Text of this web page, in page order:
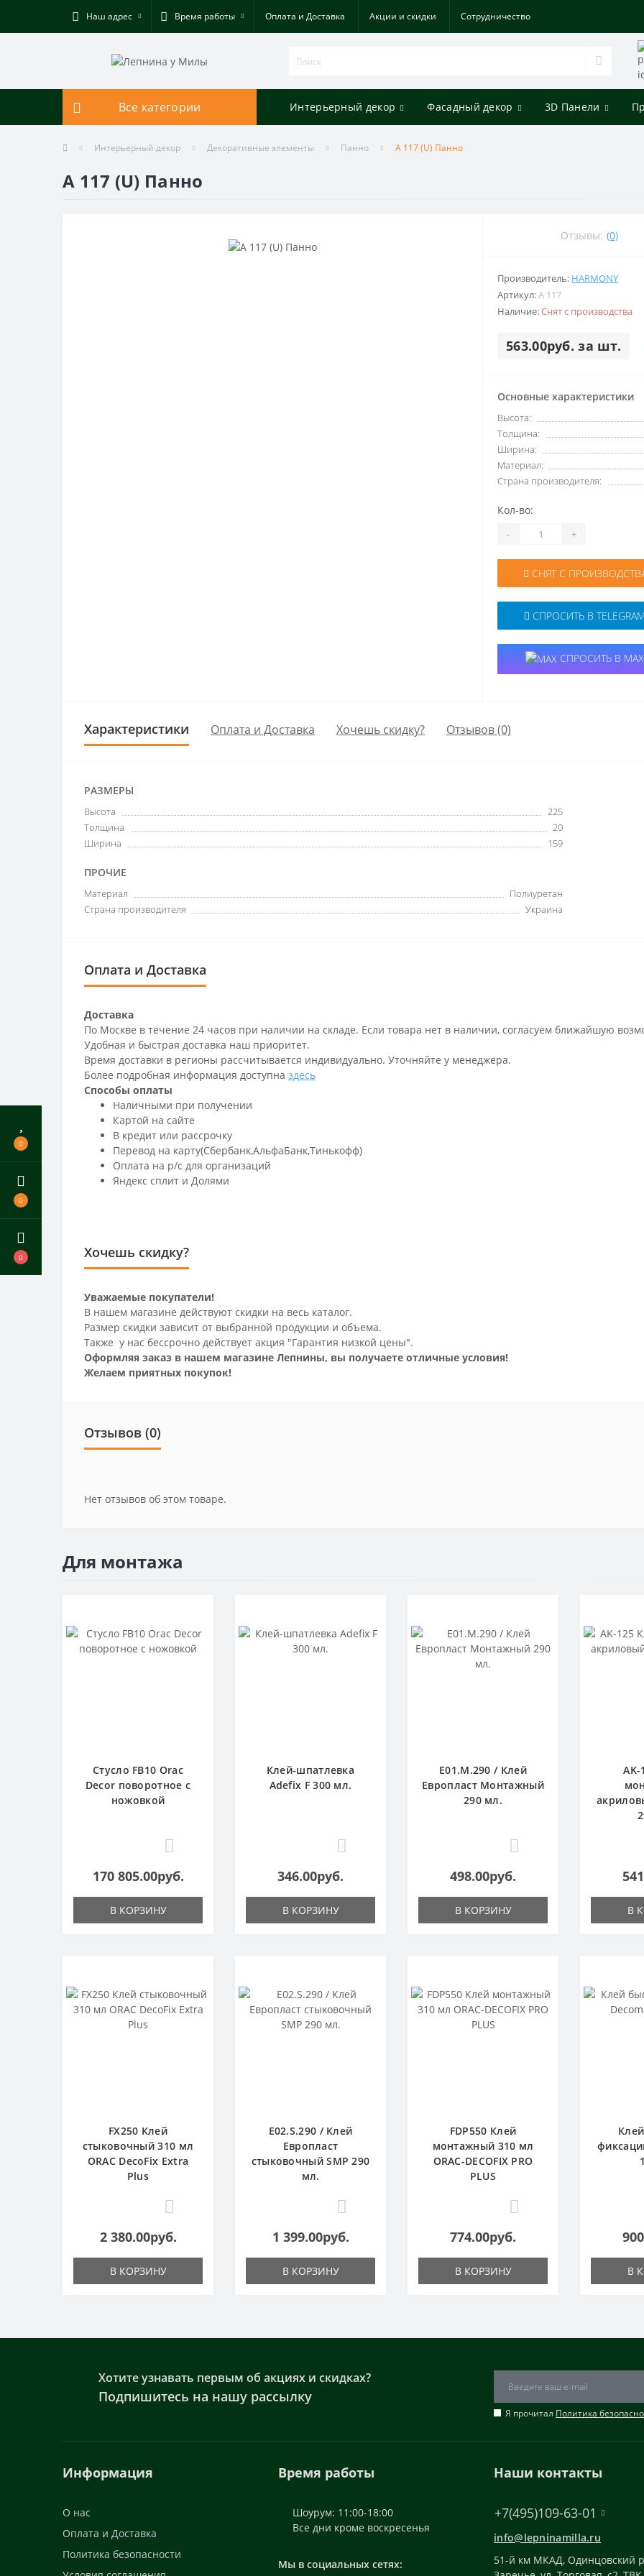
0
0
0
Наш адрес Время работы Оплата и Доставка Акции и скидки Cотрудничество
Все категории Интерьерный декор Фасадный декор 3D Панели
Интерьерный декор Декоративные элементы Панно A 117 (U) Панно
A 117 (U) Панно
Отзывы: (0)
Производитель: HARMONY
Артикул:A 117
Наличие:Снят с производства
563.00руб. за шт.
Основные характеристики
Высота:
Толщина:
Ширина:
Материал:
Страна производителя:
Кол-во:
- +
СНЯТ С
СПРОСИТЬ В TELEGRAM
СПРОСИТЬ В MAX
Характеристики Оплата и Доставка Хочешь скидку? Отзывов (0)
РАЗМЕРЫ
Высота
225
Толщина
20
Ширина
159
ПРОЧИЕ
Материал
Полиуретан
Страна производителя
Украина
Оплата и Доставка
Доставка
По Москве в течение 24 часов при наличии на складе. Если товара нет в наличии, согласуем ближайшую
Удобная и быстрая доставка наш приоритет.
Время доставки в регионы рассчитывается индивидуально. Уточняйте у менеджера.
Более подробная информация доступна здесь
Способы оплаты
Наличными при получении
Картой на сайте
В кредит или рассрочку
Перевод на карту(Сбербанк,АльфаБанк,Тинькофф)
Оплата на р/c для организаций
Яндекс сплит и Долями
Хочешь скидку?
Уважаемые покупатели!
В нашем магазине действуют скидки на весь каталог.
Размер скидки зависит от выбранной продукции и объема.
Также у нас бессрочно действует акция "Гарантия низкой цены".
Оформляя заказ в нашем магазине Лепнины, вы получаете отличные условия!
Желаем приятных покупок!
Отзывов (0)
Нет отзывов об этом товаре.
Для монтажа
Стусло FB10 Orac
Decor поворотное с
ножовкой
170 805.00руб.
В КОРЗИНУ
Клей-шпатлевка
Adefix F 300 мл.
346.00руб.
В КОРЗИНУ
E01.M.290 / Клей
Европласт Монтажный
290 мл.
498.00руб.
В КОРЗИНУ В
FX250 Клей
стыковочный 310 мл
ORAC DecoFix Extra
Plus
2 380.00руб.
В КОРЗИНУ
E02.S.290 / Клей
Европласт
стыковочный SMP 290
мл.
1 399.00руб.
В КОРЗИНУ
FDP550 Клей
монтажный 310 мл
ORAC-DECOFIX PRO
PLUS
774.00руб.
В КОРЗИНУ В
Хотите узнавать первым об акциях и скидках?
Подпишитесь на нашу рассылку
Я прочитал Политика
Информация
О нас
Оплата и Доставка
Политика безопасности
Время работы
Шоурум: 11:00-18:00
Все дни кроме воскресенья
Мы в социальных сетях:
Наши контакты
+7(495)109-63-01
info@lepninamilla.ru
51-й км МКАД, Одинцовский